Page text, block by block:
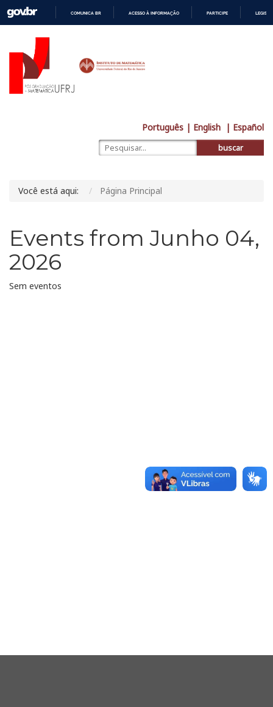
COMUNICA BR ACESSO À INFORMAÇÃO PARTICIPE
Português | English | Español
buscar
Você está aqui: Página Principal
Events from Junho 04,
2026
Sem eventos